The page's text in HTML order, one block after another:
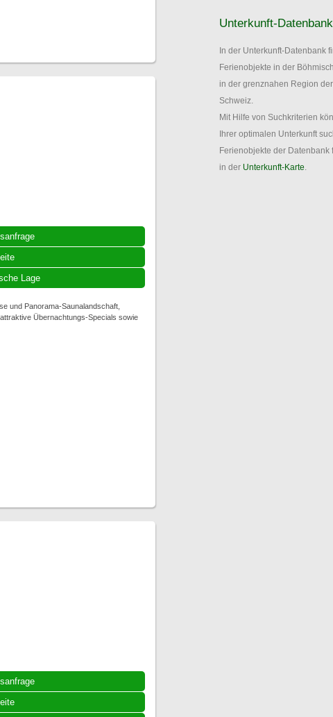
Lage
und Panorama-Saunalandschaft,
Übernachtungs-Specials sowie
Unterkunft-Datenbank
In der Unterkunft-Datenbank
Ferienobjekte in der
in der grenznahen Region
Schweiz.
Mit Hilfe von Suchkriterien
Ihrer optimalen Unterkunft
Ferienobjekte der Datenbank
in der Unterkunft-Karte.